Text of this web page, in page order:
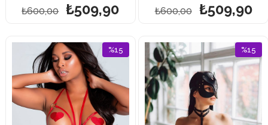
₺509,90
₺600,00 ₺509,90
₺600,00
%15
%15İndirim
%15
İndirim